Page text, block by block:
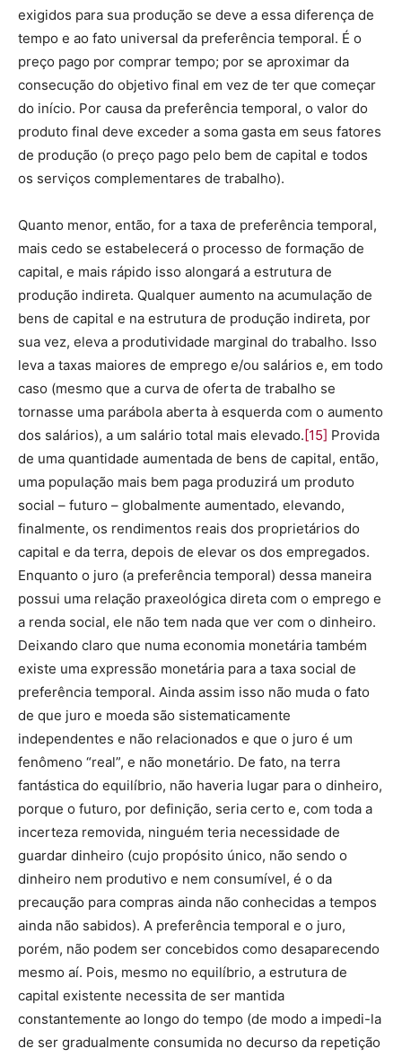
exigidos para sua produção se deve a essa diferença de
tempo e ao fato universal da preferência temporal. É o
preço pago por comprar tempo; por se aproximar da
consecução do objetivo final em vez de ter que começar
do início. Por causa da preferência temporal, o valor do
produto final deve exceder a soma gasta em seus fatores
de produção (o preço pago pelo bem de capital e todos
os serviços complementares de trabalho).
Quanto menor, então, for a taxa de preferência temporal,
mais cedo se estabelecerá o processo de formação de
capital, e mais rápido isso alongará a estrutura de
produção indireta. Qualquer aumento na acumulação de
bens de capital e na estrutura de produção indireta, por
sua vez, eleva a produtividade marginal do trabalho. Isso
leva a taxas maiores de emprego e/ou salários e, em todo
caso (mesmo que a curva de oferta de trabalho se
tornasse uma parábola aberta à esquerda com o aumento
dos salários), a um salário total mais elevado.[15] Provida
de uma quantidade aumentada de bens de capital, então,
uma população mais bem paga produzirá um produto
social – futuro – globalmente aumentado, elevando,
finalmente, os rendimentos reais dos proprietários do
capital e da terra, depois de elevar os dos empregados.
Enquanto o juro (a preferência temporal) dessa maneira
possui uma relação praxeológica direta com o emprego e
a renda social, ele não tem nada que ver com o dinheiro.
Deixando claro que numa economia monetária também
existe uma expressão monetária para a taxa social de
preferência temporal. Ainda assim isso não muda o fato
de que juro e moeda são sistematicamente
independentes e não relacionados e que o juro é um
fenômeno “real”, e não monetário. De fato, na terra
fantástica do equilíbrio, não haveria lugar para o dinheiro,
porque o futuro, por definição, seria certo e, com toda a
incerteza removida, ninguém teria necessidade de
guardar dinheiro (cujo propósito único, não sendo o
dinheiro nem produtivo e nem consumível, é o da
precaução para compras ainda não conhecidas a tempos
ainda não sabidos). A preferência temporal e o juro,
porém, não podem ser concebidos como desaparecendo
mesmo aí. Pois, mesmo no equilíbrio, a estrutura de
capital existente necessita de ser mantida
constantemente ao longo do tempo (de modo a impedi-la
de ser gradualmente consumida no decurso da repetição